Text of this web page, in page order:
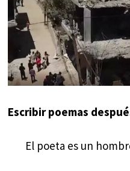
Escribir poemas
El poeta es un